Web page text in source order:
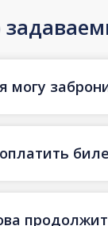
могу